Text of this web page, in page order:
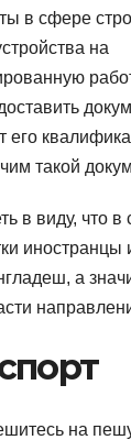
в сфере
на
его
такой
в виду, что в
иностранцы
а
на